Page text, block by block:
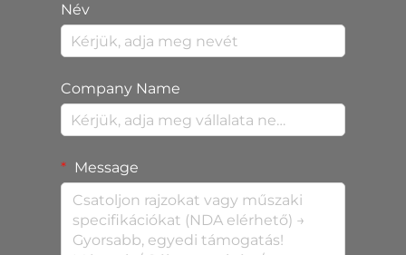
Név
Company Name
Message